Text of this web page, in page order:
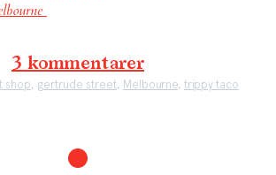
3 kommentarer
shop, gertrude street, Melbourne, trippy taco